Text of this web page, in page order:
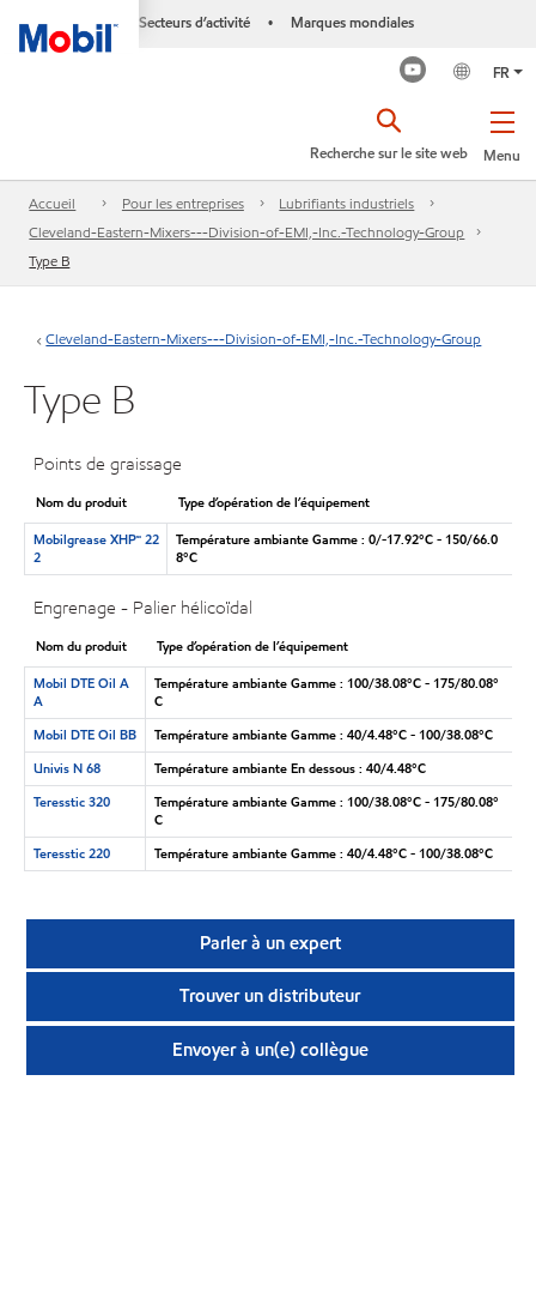
Secteurs d’activité • Marques mondiales
FR
Menu
Recherche sur le site web
Accueil Pour les entreprises
Lubrifiants industriels
Cleveland-Eastern-Mixers---Division-of-EMI,-Inc.-Technology-Group
Type B
Cleveland-Eastern-Mixers---Division-of-EMI,-Inc.-Technology-Group
Type B
Points de graissage
Nom du produit
Type d’opération de l’équipement
Mobilgrease XHP🅪 22
2
Température ambiante Gamme : 0/-17.92°C - 150/66.0
8°C
Engrenage - Palier hélicoïdal
Nom du produit
Type d’opération de l’équipement
Mobil DTE Oil A
A
Température ambiante Gamme : 100/38.08°C - 175/80.08°
C
Mobil DTE Oil BB
Température ambiante Gamme : 40/4.48°C - 100/38.08°C
Univis N 68
Température ambiante En dessous : 40/4.48°C
Teresstic 320
Température ambiante Gamme : 100/38.08°C - 175/80.08°
C
Teresstic 220
Température ambiante Gamme : 40/4.48°C - 100/38.08°C
Parler à un expert
Trouver un distributeur
Envoyer à un(e) collègue